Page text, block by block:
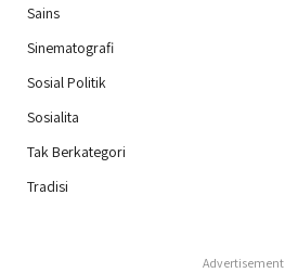
Sains
Sinematografi
Sosial Politik
Sosialita
Tak Berkategori
Tradisi
Advertisement